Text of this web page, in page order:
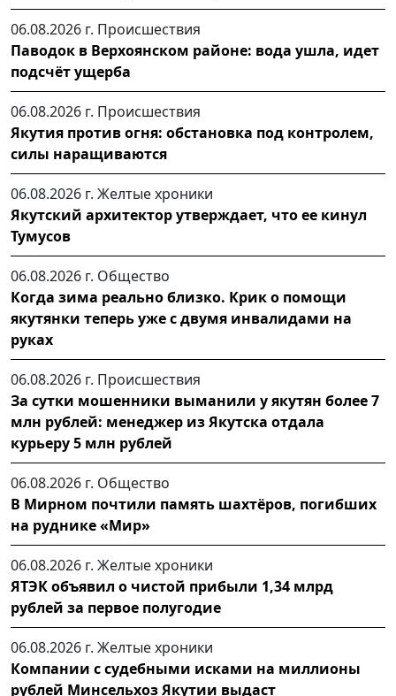
06.08.2026 г. Происшествия
Паводок в Верхоянском районе: вода ушла, идет
подсчёт ущерба
06.08.2026 г. Происшествия
Якутия против огня: обстановка под контролем,
силы наращиваются
06.08.2026 г. Желтые хроники
Якутский архитектор утверждает, что ее кинул
Тумусов
06.08.2026 г. Общество
Когда зима реально близко. Крик о помощи
якутянки теперь уже с двумя инвалидами на
руках
06.08.2026 г. Происшествия
За сутки мошенники выманили у якутян более 7
млн рублей: менеджер из Якутска отдала
курьеру 5 млн рублей
06.08.2026 г. Общество
В Мирном почтили память шахтёров, погибших
на руднике «Мир»
06.08.2026 г. Желтые хроники
ЯТЭК объявил о чистой прибыли 1,34 млрд
рублей за первое полугодие
06.08.2026 г. Желтые хроники
Компании с судебными исками на миллионы
рублей Минсельхоз Якутии выдаст